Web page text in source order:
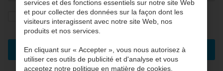
Enregistrez
J’autorise la conversation et le traitement de mes
données conformément à notreprivacy statement
services et des fonctions essentiels sur notre site Web
et pour collecter des données sur la façon dont les
visiteurs interagissent avec notre site Web, nos
produits et nos services.
En cliquant sur « Accepter », vous nous autorisez à
utiliser ces outils de publicité et d'analyse et vous
acceptez notre politique en matière de cookies.